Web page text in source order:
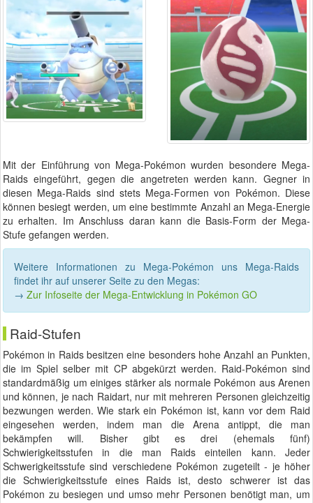
Mit der Einführung von Mega-Pokémon wurden besondere Mega-
Raids eingeführt, gegen die angetreten werden kann. Gegner in
diesen Mega-Raids sind stets Mega-Formen von Pokémon. Diese
können besiegt werden, um eine bestimmte Anzahl an Mega-Energie
zu erhalten. Im Anschluss daran kann die Basis-Form der Mega-
Stufe gefangen werden.
Weitere Informationen zu Mega-Pokémon uns Mega-Raids
findet ihr auf unserer Seite zu den Megas:
→ Zur Infoseite der Mega-Entwicklung in Pokémon GO
Raid-Stufen
Pokémon in Raids besitzen eine besonders hohe Anzahl an Punkten,
die im Spiel selber mit CP abgekürzt werden. Raid-Pokémon sind
standardmäßig um einiges stärker als normale Pokémon aus Arenen
und können, je nach Raidart, nur mit mehreren Personen gleichzeitig
bezwungen werden. Wie stark ein Pokémon ist, kann vor dem Raid
eingesehen werden, indem man die Arena antippt, die man
bekämpfen will. Bisher gibt es drei (ehemals fünf)
Schwierigkeitsstufen in die man Raids einteilen kann. Jeder
Schwerigkeitsstufe sind verschiedene Pokémon zugeteilt - je höher
die Schwierigkeitsstufe eines Raids ist, desto schwerer ist das
Pokémon zu besiegen und umso mehr Personen benötigt man, um